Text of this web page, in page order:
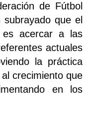
de Fútbol
que el
es acercar a las
actuales
la práctica
crecimiento que
en los